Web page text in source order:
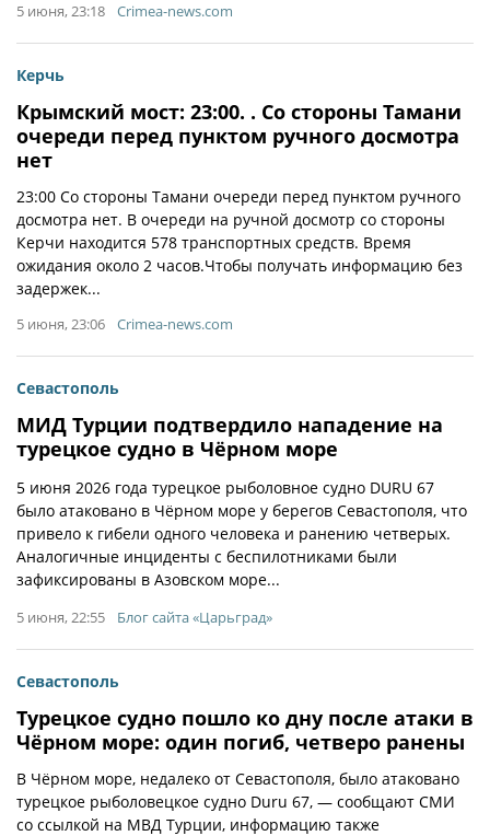
5 июня, 23:18 Crimea-news.com
Керчь
Крымский мост: 23:00. . Со стороны Тамани
очереди перед пунктом ручного досмотра
нет
23:00 Со стороны Тамани очереди перед пунктом ручного
досмотра нет. В очереди на ручной досмотр со стороны
Керчи находится 578 транспортных средств. Время
ожидания около 2 часов.Чтобы получать информацию без
задержек...
5 июня, 23:06 Crimea-news.com
Севастополь
МИД Турции подтвердило нападение на
турецкое судно в Чёрном море
5 июня 2026 года турецкое рыболовное судно DURU 67
было атаковано в Чёрном море у берегов Севастополя, что
привело к гибели одного человека и ранению четверых.
Аналогичные инциденты с беспилотниками были
зафиксированы в Азовском море...
5 июня, 22:55 Блог сайта «Царьград»
Севастополь
Турецкое судно пошло ко дну после атаки в
Чёрном море: один погиб, четверо ранены
В Чёрном море, недалеко от Севастополя, было атаковано
турецкое рыболовецкое судно Duru 67, — сообщают СМИ
со ссылкой на МВД Турции, информацию также